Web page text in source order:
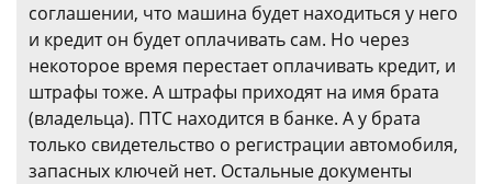
соглашении, что машина будет находиться у него
и кредит он будет оплачивать сам. Но через
некоторое время перестает оплачивать кредит, и
штрафы тоже. А штрафы приходят на имя брата
(владельца). ПТС находится в банке. А у брата
только свидетельство о регистрации автомобиля,
запасных ключей нет. Остальные документы